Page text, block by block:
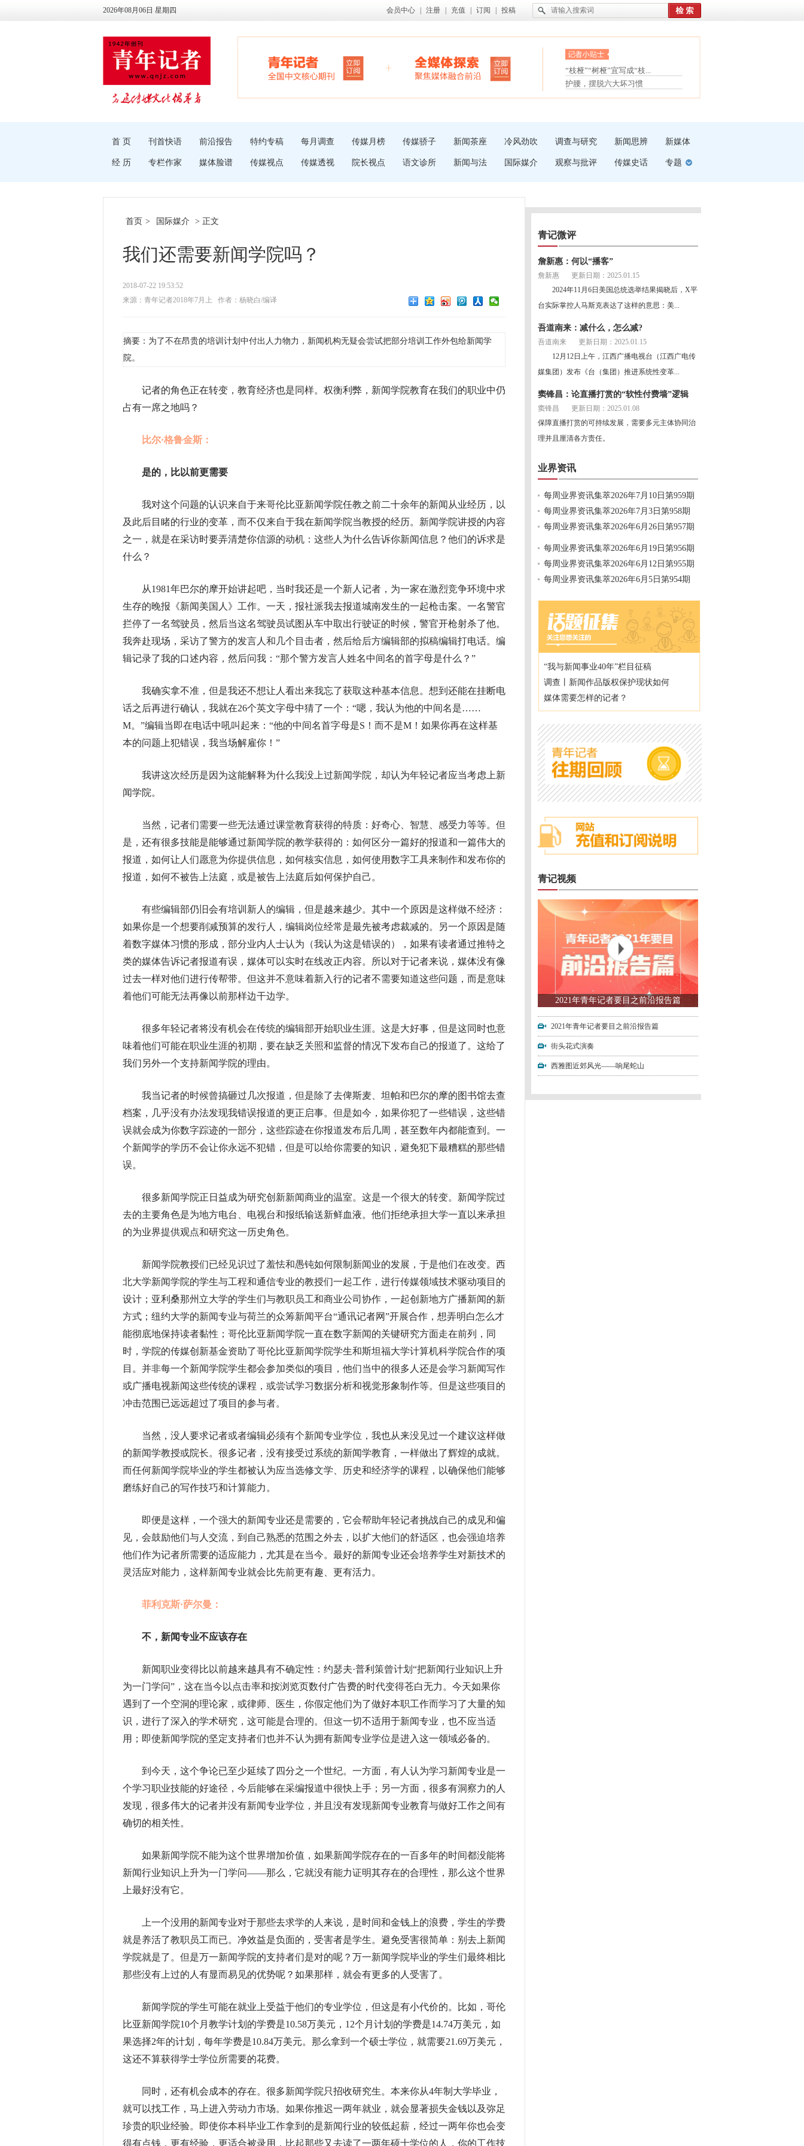
2026年08月06日 星期四 会员中心 注册 充值 订阅 投稿
眼白变红或是结膜下出血
“枝桠”“树桠”宜写成“枝...
夏天缓解疲劳有三招
护腰，摆脱六大坏习惯
受伤了冰敷还是热敷
首 页 刊首快语 前沿报告 特约专稿 每月调查 传媒月榜 传媒骄子 新闻茶座 冷风劲吹 调查与研究 新闻思辨 新媒体
经 历 专栏作家 媒体脸谱 传媒视点 传媒透视 院长视点 语文诊所 新闻与法 国际媒介 观察与批评 传媒史话 专题
首页 > 国际媒介 > 正文
我们还需要新闻学院吗？
2018-07-22 19:53:52
来源：青年记者2018年7月上
作者：杨晓白/编译
摘要：为了不在昂贵的培训计划中付出人力物力，新闻机构无疑会尝试把部分培训工作外包给新闻学
院。
记者的角色正在转变，教育经济也是同样。权衡利弊，新闻学院教育在我们的职业中仍
占有一席之地吗？
比尔·格鲁金斯：
是的，比以前更需要
我对这个问题的认识来自于来哥伦比亚新闻学院任教之前二十余年的新闻从业经历，以
及此后目睹的行业的变革，而不仅来自于我在新闻学院当教授的经历。新闻学院讲授的内容
之一，就是在采访时要弄清楚你信源的动机：这些人为什么告诉你新闻信息？他们的诉求是
什么？
从1981年巴尔的摩开始讲起吧，当时我还是一个新人记者，为一家在激烈竞争环境中求
生存的晚报《新闻美国人》工作。一天，报社派我去报道城南发生的一起枪击案。一名警官
拦停了一名驾驶员，然后当这名驾驶员试图从车中取出行驶证的时候，警官开枪射杀了他。
我奔赴现场，采访了警方的发言人和几个目击者，然后给后方编辑部的拟稿编辑打电话。编
辑记录了我的口述内容，然后问我：“那个警方发言人姓名中间名的首字母是什么？”
我确实拿不准，但是我还不想让人看出来我忘了获取这种基本信息。想到还能在挂断电
话之后再进行确认，我就在26个英文字母中猜了一个：“嗯，我认为他的中间名是……
M。”编辑当即在电话中吼叫起来：“他的中间名首字母是S！而不是M！如果你再在这样基
本的问题上犯错误，我当场解雇你！”
我讲这次经历是因为这能解释为什么我没上过新闻学院，却认为年轻记者应当考虑上新
闻学院。
当然，记者们需要一些无法通过课堂教育获得的特质：好奇心、智慧、感受力等等。但
是，还有很多技能是能够通过新闻学院的教学获得的：如何区分一篇好的报道和一篇伟大的
报道，如何让人们愿意为你提供信息，如何核实信息，如何使用数字工具来制作和发布你的
报道，如何不被告上法庭，或是被告上法庭后如何保护自己。
有些编辑部仍旧会有培训新人的编辑，但是越来越少。其中一个原因是这样做不经济：
如果你是一个想要削减预算的发行人，编辑岗位经常是最先被考虑裁减的。另一个原因是随
着数字媒体习惯的形成，部分业内人士认为（我认为这是错误的），如果有读者通过推特之
类的媒体告诉记者报道有误，媒体可以实时在线改正内容。所以对于记者来说，媒体没有像
过去一样对他们进行传帮带。但这并不意味着新入行的记者不需要知道这些问题，而是意味
着他们可能无法再像以前那样边干边学。
很多年轻记者将没有机会在传统的编辑部开始职业生涯。这是大好事，但是这同时也意
味着他们可能在职业生涯的初期，要在缺乏关照和监督的情况下发布自己的报道了。这给了
我们另外一个支持新闻学院的理由。
我当记者的时候曾搞砸过几次报道，但是除了去俾斯麦、坦帕和巴尔的摩的图书馆去查
档案，几乎没有办法发现我错误报道的更正启事。但是如今，如果你犯了一些错误，这些错
误就会成为你数字踪迹的一部分，这些踪迹在你报道发布后几周，甚至数年内都能查到。一
个新闻学的学历不会让你永远不犯错，但是可以给你需要的知识，避免犯下最糟糕的那些错
误。
很多新闻学院正日益成为研究创新新闻商业的温室。这是一个很大的转变。新闻学院过
去的主要角色是为地方电台、电视台和报纸输送新鲜血液。他们拒绝承担大学一直以来承担
的为业界提供观点和研究这一历史角色。
新闻学院教授们已经见识过了羞怯和愚钝如何限制新闻业的发展，于是他们在改变。西
北大学新闻学院的学生与工程和通信专业的教授们一起工作，进行传媒领域技术驱动项目的
设计；亚利桑那州立大学的学生们与教职员工和商业公司协作，一起创新地方广播新闻的新
方式；纽约大学的新闻专业与荷兰的众筹新闻平台“通讯记者网”开展合作，想弄明白怎么才
能彻底地保持读者黏性；哥伦比亚新闻学院一直在数字新闻的关键研究方面走在前列，同
时，学院的传媒创新基金资助了哥伦比亚新闻学院学生和斯坦福大学计算机科学院合作的项
目。并非每一个新闻学院学生都会参加类似的项目，他们当中的很多人还是会学习新闻写作
或广播电视新闻这些传统的课程，或尝试学习数据分析和视觉形象制作等。但是这些项目的
冲击范围已远远超过了项目的参与者。
当然，没人要求记者或者编辑必须有个新闻专业学位，我也从来没见过一个建议这样做
的新闻学教授或院长。很多记者，没有接受过系统的新闻学教育，一样做出了辉煌的成就。
而任何新闻学院毕业的学生都被认为应当选修文学、历史和经济学的课程，以确保他们能够
磨练好自己的写作技巧和计算能力。
即便是这样，一个强大的新闻专业还是需要的，它会帮助年轻记者挑战自己的成见和偏
见，会鼓励他们与人交流，到自己熟悉的范围之外去，以扩大他们的舒适区，也会强迫培养
他们作为记者所需要的适应能力，尤其是在当今。最好的新闻专业还会培养学生对新技术的
灵活应对能力，这样新闻专业就会比先前更有趣、更有活力。
菲利克斯·萨尔曼：
不，新闻专业不应该存在
新闻职业变得比以前越来越具有不确定性：约瑟夫·普利策曾计划“把新闻行业知识上升
为一门学问”，这在当今以点击率和按浏览页数付广告费的时代变得苍白无力。今天如果你
遇到了一个空洞的理论家，或律师、医生，你假定他们为了做好本职工作而学习了大量的知
识，进行了深入的学术研究，这可能是合理的。但这一切不适用于新闻专业，也不应当适
用；即使新闻学院的坚定支持者们也并不认为拥有新闻专业学位是进入这一领域必备的。
到今天，这个争论已至少延续了四分之一个世纪。一方面，有人认为学习新闻专业是一
个学习职业技能的好途径，今后能够在采编报道中很快上手；另一方面，很多有洞察力的人
发现，很多伟大的记者并没有新闻专业学位，并且没有发现新闻专业教育与做好工作之间有
确切的相关性。
如果新闻学院不能为这个世界增加价值，如果新闻学院存在的一百多年的时间都没能将
新闻行业知识上升为一门学问——那么，它就没有能力证明其存在的合理性，那么这个世界
上最好没有它。
上一个没用的新闻专业对于那些去求学的人来说，是时间和金钱上的浪费，学生的学费
就是养活了教职员工而已。净效益是负面的，受害者是学生。避免受害很简单：别去上新闻
学院就是了。但是万一新闻学院的支持者们是对的呢？万一新闻学院毕业的学生们最终相比
那些没有上过的人有显而易见的优势呢？如果那样，就会有更多的人受害了。
新闻学院的学生可能在就业上受益于他们的专业学位，但这是有小代价的。比如，哥伦
比亚新闻学院10个月教学计划的学费是10.58万美元，12个月计划的学费是14.74万美元，如
果选择2年的计划，每年学费是10.84万美元。那么拿到一个硕士学位，就需要21.69万美元，
这还不算获得学士学位所需要的花费。
同时，还有机会成本的存在。很多新闻学院只招收研究生。本来你从4年制大学毕业，
就可以找工作，马上进入劳动力市场。如果你推迟一两年就业，就会显著损失金钱以及弥足
珍贵的职业经验。即使你本科毕业工作拿到的是新闻行业的较低起薪，经过一两年你也会变
得有点钱，更有经验，更适合被录用，比起那些又去读了一两年硕士学位的人，你的工作技
青记微评
詹新惠：何以“播客”
詹新惠
更新日期：2025.01.15
2024年11月6日美国总统选举结果揭晓后，X平
台实际掌控人马斯克表达了这样的意思：美...
吾道南来：减什么，怎么减?
吾道南来
更新日期：2025.01.15
12月12日上午，江西广播电视台（江西广电传
媒集团）发布《台（集团）推进系统性变革...
窦锋昌：论直播打赏的“软性付费墙”逻辑
窦锋昌
更新日期：2025.01.08
保障直播打赏的可持续发展，需要多元主体协同治
理并且厘清各方责任。
业界资讯
每周业界资讯集萃2026年7月10日第959期
每周业界资讯集萃2026年7月3日第958期
每周业界资讯集萃2026年6月26日第957期
每周业界资讯集萃2026年6月19日第956期
每周业界资讯集萃2026年6月12日第955期
每周业界资讯集萃2026年6月5日第954期
“我与新闻事业40年”栏目征稿
调查丨新闻作品版权保护现状如何
媒体需要怎样的记者？
青记视频
2021年青年记者要目之前沿报告篇
2021年青年记者要目之前沿报告篇
街头花式演奏
西雅图近郊风光——响尾蛇山